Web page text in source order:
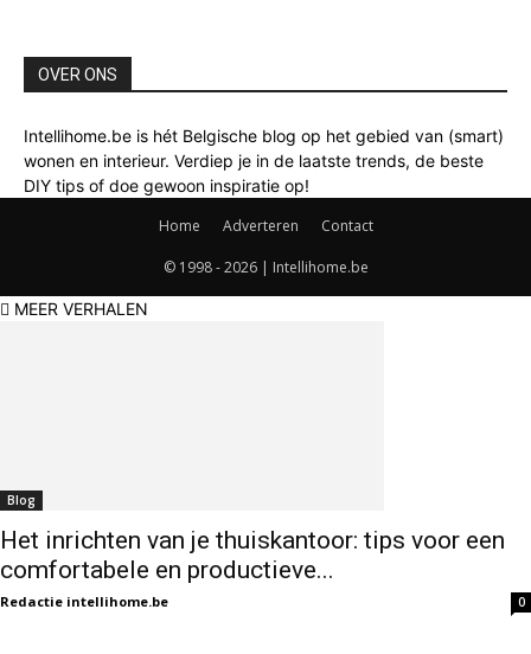
OVER ONS
Intellihome.be is hét Belgische blog op het gebied van (smart)
wonen en interieur. Verdiep je in de laatste trends, de beste
DIY tips of doe gewoon inspiratie op!
Home
Adverteren Contact
© 1998 - 2026 | Intellihome.be
MEER VERHALEN
Blog
Het inrichten van je thuiskantoor: tips voor een
comfortabele en productieve...
Redactie intellihome.be 0